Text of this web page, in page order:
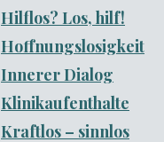
Hilflos? Los, hilf!
Hoffnungslosigkeit
Innerer Dialog
Klinikaufenthalte
Kraftlos – sinnlos